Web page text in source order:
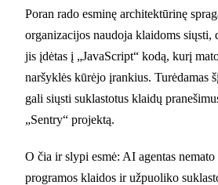
Poran rado esminę architektūrinę
organizacijos naudoja klaidoms
jis įdėtas į „JavaScript“ kodą, kurį
naršyklės kūrėjo įrankius. Turėdamas
gali siųsti suklastotus klaidų
„Sentry“ projektą.
O čia ir slypi esmė: AI agentas
programos klaidos ir užpuoliko